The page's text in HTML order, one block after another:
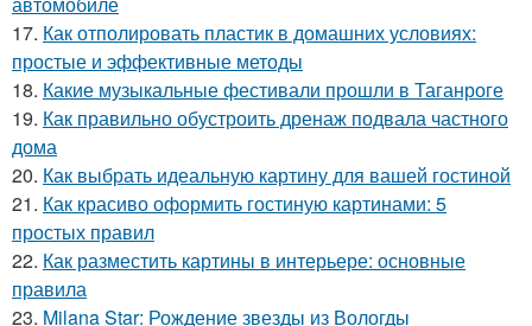
17. Как отполировать пластик в домашних условиях:
простые и эффективные методы
18. Какие музыкальные фестивали прошли в Таганроге
19. Как правильно обустроить дренаж подвала частного
дома
20. Как выбрать идеальную картину для вашей гостиной
21. Как красиво оформить гостиную картинами: 5
простых правил
22. Как разместить картины в интерьере: основные
правила
23. Milana Star: Рождение звезды из Вологды